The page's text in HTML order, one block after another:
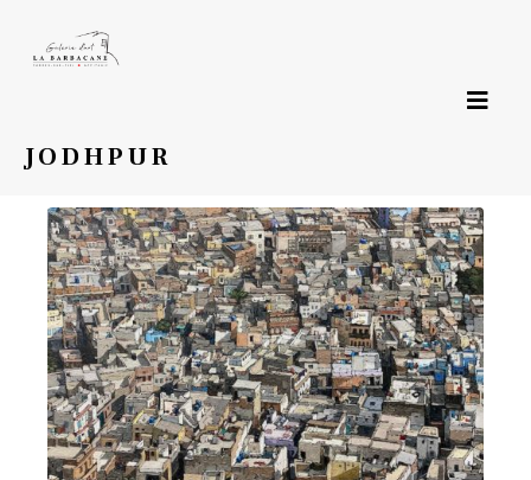
JODHPUR